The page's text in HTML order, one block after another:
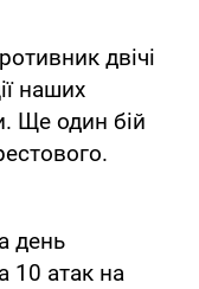
двічі
наших
Ще один бій
день
10 атак на